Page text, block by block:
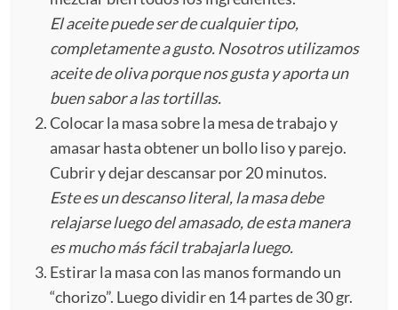
El aceite puede ser de cualquier tipo,
completamente a gusto. Nosotros utilizamos
aceite de oliva porque nos gusta y aporta un
buen sabor a las tortillas.
Colocar la masa sobre la mesa de trabajo y
amasar hasta obtener un bollo liso y parejo.
Cubrir y dejar descansar por 20 minutos.
Este es un descanso literal, la masa debe
relajarse luego del amasado, de esta manera
es mucho más fácil trabajarla luego.
Estirar la masa con las manos formando un
“chorizo”. Luego dividir en 14 partes de 30 gr.